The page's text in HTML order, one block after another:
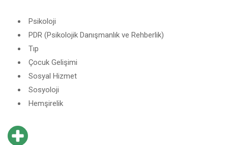
Psikoloji
PDR (Psikolojik Danışmanlık ve Rehberlik)
Tıp
Çocuk Gelişimi
Sosyal Hizmet
Sosyoloji
Hemşirelik